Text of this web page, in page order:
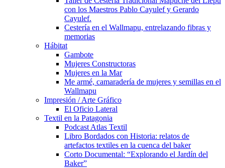
con los Maestros Pablo Cayulef y Gerardo
Cayulef.
Cestería en el Wallmapu, entrelazando fibras y
memorias
Hábitat
Gambote
Mujeres Constructoras
Mujeres en la Mar
Me armé, camaradería de mujeres y semillas en el
Wallmapu
Impresión / Arte Gráfico
El Oficio Lateral
Textil en la Patagonia
Podcast Atlas Textil
Libro Bordados con Historia: relatos de
artefactos textiles en la cuenca del baker
Corto Documental: “Explorando el Jardín del
Baker”